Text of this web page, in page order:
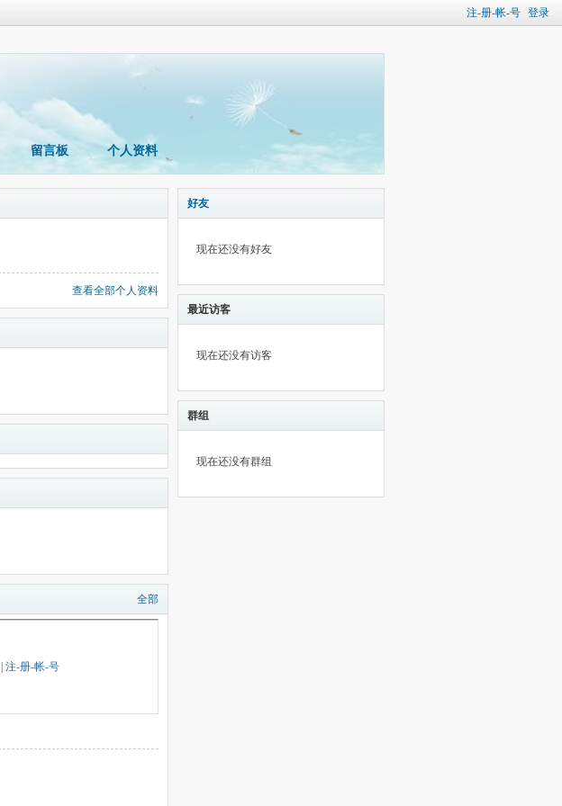
注-册-帐-号 登录
留言板 个人资料
查看全部个人资料
全部
注-册-帐-号
好友
现在还没有好友
最近访客
现在还没有访客
群组
现在还没有群组